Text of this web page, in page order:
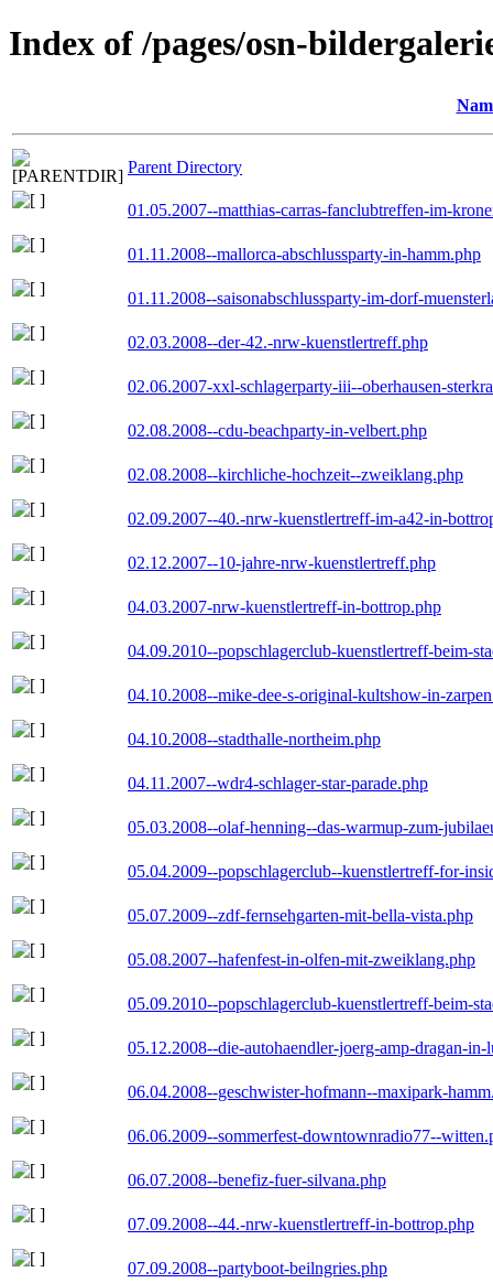
Index of /pages/osn-
Parent Directory
01.05.2007--matthias-carras-fanclubtreffen-im-
01.11.2008--mallorca-abschlussparty-in-hamm.php
01.11.2008--saisonabschlussparty-im-dorf-
02.03.2008--der-42.-nrw-kuenstlertreff.php
02.06.2007-xxl-schlagerparty-iii--oberhausen-
02.08.2008--cdu-beachparty-in-velbert.php
02.08.2008--kirchliche-hochzeit--zweiklang.php
02.09.2007--40.-nrw-kuenstlertreff-im-a42-in-
02.12.2007--10-jahre-nrw-kuenstlertreff.php
04.03.2007-nrw-kuenstlertreff-in-bottrop.php
04.09.2010--popschlagerclub-kuenstlertreff-beim-
04.10.2008--mike-dee-s-original-kultshow-in-
04.10.2008--stadthalle-northeim.php
04.11.2007--wdr4-schlager-star-parade.php
05.03.2008--olaf-henning--das-warmup-zum-
05.04.2009--popschlagerclub--kuenstlertreff-for-
05.07.2009--zdf-fernsehgarten-mit-bella-vista.php
05.08.2007--hafenfest-in-olfen-mit-zweiklang.php
05.09.2010--popschlagerclub-kuenstlertreff-beim-
05.12.2008--die-autohaendler-joerg-amp-dragan-in-
06.04.2008--geschwister-hofmann--maxipark-
06.06.2009--sommerfest-downtownradio77--
06.07.2008--benefiz-fuer-silvana.php
07.09.2008--44.-nrw-kuenstlertreff-in-bottrop.php
07.09.2008--partyboot-beilngries.php